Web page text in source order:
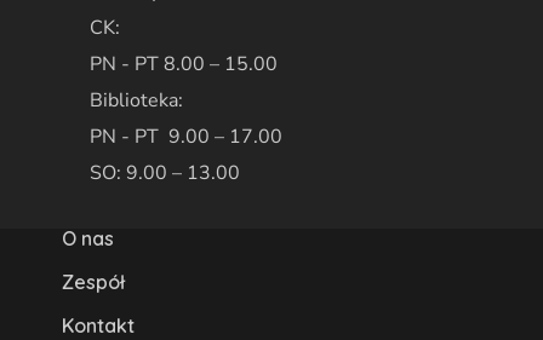
CK:
PN - PT 8.00 – 15.00
Biblioteka:
PN - PT 9.00 – 17.00
SO: 9.00 – 13.00
O nas
Zespół
Kontakt